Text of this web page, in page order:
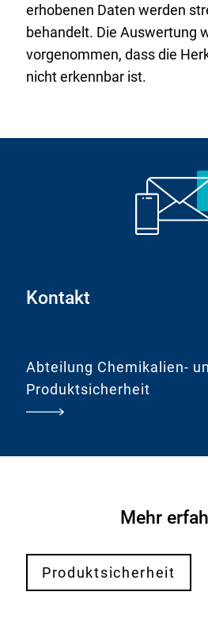
erhobenen Daten werden
behandelt. Die Auswertung
vorgenommen, dass die
nicht erkennbar ist.
Kontakt
Abteilung Chemikalien-
Produktsicherheit
Mehr
Produktsicherheit